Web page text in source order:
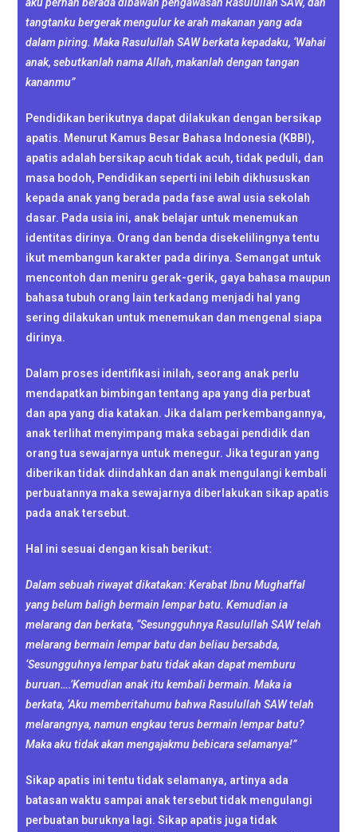
tangtanku bergerak mengulur ke arah makanan yang ada
dalam piring. Maka Rasulullah SAW berkata kepadaku, ‘Wahai
anak, sebutkanlah nama Allah, makanlah dengan tangan
kananmu”
Pendidikan berikutnya dapat dilakukan dengan bersikap
apatis. Menurut Kamus Besar Bahasa Indonesia (KBBI),
apatis adalah bersikap acuh tidak acuh, tidak peduli, dan
masa bodoh, Pendidikan seperti ini lebih dikhususkan
kepada anak yang berada pada fase awal usia sekolah
dasar. Pada usia ini, anak belajar untuk menemukan
identitas dirinya. Orang dan benda disekelilingnya tentu
ikut membangun karakter pada dirinya. Semangat untuk
mencontoh dan meniru gerak-gerik, gaya bahasa maupun
bahasa tubuh orang lain terkadang menjadi hal yang
sering dilakukan untuk menemukan dan mengenal siapa
dirinya.
Dalam proses identifikasi inilah, seorang anak perlu
mendapatkan bimbingan tentang apa yang dia perbuat
dan apa yang dia katakan. Jika dalam perkembangannya,
anak terlihat menyimpang maka sebagai pendidik dan
orang tua sewajarnya untuk menegur. Jika teguran yang
diberikan tidak diindahkan dan anak mengulangi kembali
perbuatannya maka sewajarnya diberlakukan sikap apatis
pada anak tersebut.
Hal ini sesuai dengan kisah berikut:
Dalam sebuah riwayat dikatakan: Kerabat Ibnu Mughaffal
yang belum baligh bermain lempar batu. Kemudian ia
melarang dan berkata, “Sesungguhnya Rasulullah SAW telah
melarang bermain lempar batu dan beliau bersabda,
‘Sesungguhnya lempar batu tidak akan dapat memburu
buruan….’Kemudian anak itu kembali bermain. Maka ia
berkata, ‘Aku memberitahumu bahwa Rasulullah SAW telah
melarangnya, namun engkau terus bermain lempar batu?
Maka aku tidak akan mengajakmu bebicara selamanya!”
Sikap apatis ini tentu tidak selamanya, artinya ada
batasan waktu sampai anak tersebut tidak mengulangi
perbuatan buruknya lagi. Sikap apatis juga tidak